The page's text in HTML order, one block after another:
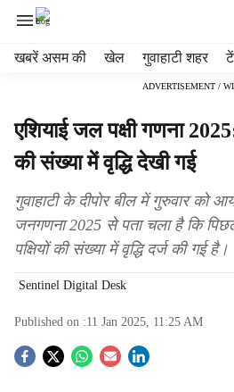
खबरें असम की खेल गुवाहाटी शहर
ADVERTISEMENT /
एशियाई जल पक्षी गणना 2025:
की संख्या में वृद्धि देखी गई
गुवाहाटी के दीपोर बील में गुरुवार को
जनगणना 2025 से पता चला है कि
पक्षियों की संख्या में वृद्धि दर्ज की गई है।
Sentinel Digital Desk
Published on :11 Jan 2025, 11:25 AM
S